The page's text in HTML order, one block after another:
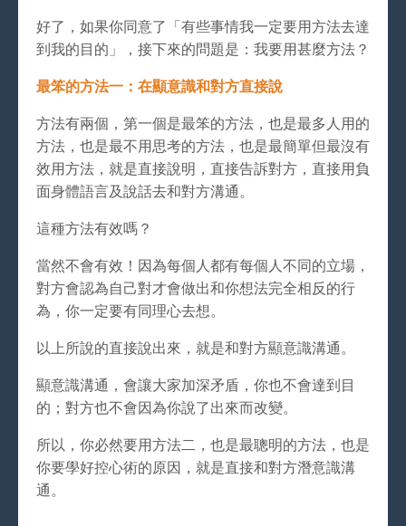
好了，如果你同意了「有些事情我一定要用方法去達
到我的目的」，接下來的問題是：我要用甚麼方法？
最笨的方法一：在顯意識和對方直接說
方法有兩個，第一個是最笨的方法，也是最多人用的
方法，也是最不用思考的方法，也是最簡單但最沒有
效用方法，就是直接說明，直接告訴對方，直接用負
面身體語言及說話去和對方溝通。
這種方法有效嗎？
當然不會有效！因為每個人都有每個人不同的立場，
對方會認為自己對才會做出和你想法完全相反的行
為，你一定要有同理心去想。
以上所說的直接說出來，就是和對方顯意識溝通。
顯意識溝通，會讓大家加深矛盾，你也不會達到目
的；對方也不會因為你說了出來而改變。
所以，你必然要用方法二，也是最聰明的方法，也是
你要學好控心術的原因，就是直接和對方潛意識溝
通。